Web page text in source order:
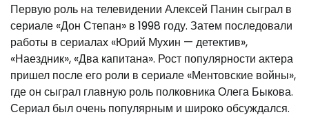
Первую роль на телевидении Алексей Панин сыграл в
сериале «Дон Степан» в 1998 году. Затем последовали
работы в сериалах «Юрий Мухин — детектив»,
«Наездник», «Два капитана». Рост популярности актера
пришел после его роли в сериале «Ментовские войны»,
где он сыграл главную роль полковника Олега Быкова.
Сериал был очень популярным и широко обсуждался.